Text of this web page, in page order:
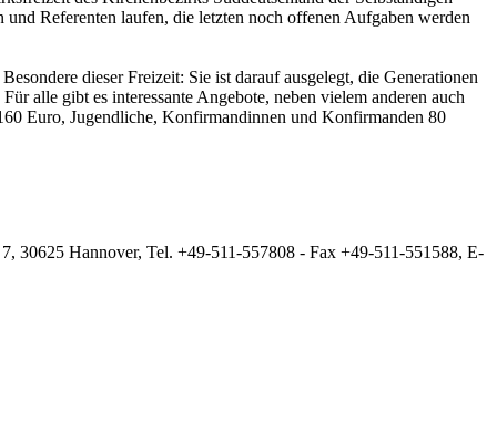
Referenten laufen, die letzten noch offenen Aufgaben werden
dieser Freizeit: Sie ist darauf ausgelegt, die Generationen
alle gibt es interessante Angebote, neben vielem anderen auch
Euro, Jugendliche, Konfirmandinnen und Konfirmanden 80
30625 Hannover, Tel. +49-511-557808 - Fax +49-511-551588, E-